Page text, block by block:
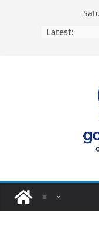
Latest: